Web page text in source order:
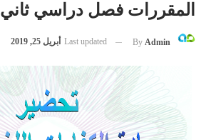
المقررات فصل دراسي ثاني
By Admin
Last updated أبريل 25, 2019